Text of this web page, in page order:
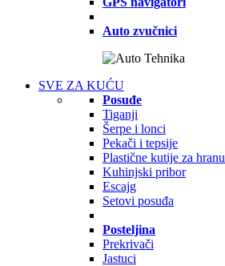
Auto zvučnici
SVE ZA KUĆU
Posuđe
Tiganji
Šerpe i lonci
Pekači i tepsije
Plastične kutije za hranu
Kuhinjski pribor
Escajg
Setovi posuđa
Posteljina
Prekrivači
Jastuci